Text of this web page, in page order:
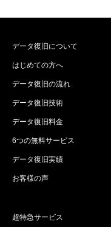
データ復旧について
はじめての方へ
データ復旧の流れ
データ復旧技術
データ復旧料金
6つの無料サービス
データ復旧実績
お客様の声
超特急サービス